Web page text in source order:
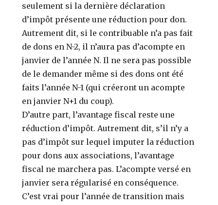
seulement si la dernière déclaration
d’impôt présente une réduction pour don.
Autrement dit, si le contribuable n’a pas fait
de dons en N-2, il n’aura pas d’acompte en
janvier de l’année N. Il ne sera pas possible
de le demander même si des dons ont été
faits l’année N-1 (qui créeront un acompte
en janvier N+1 du coup).
D’autre part, l’avantage fiscal reste une
réduction d’impôt. Autrement dit, s’il n’y a
pas d’impôt sur lequel imputer la réduction
pour dons aux associations, l’avantage
fiscal ne marchera pas. L’acompte versé en
janvier sera régularisé en conséquence.
C’est vrai pour l’année de transition mais